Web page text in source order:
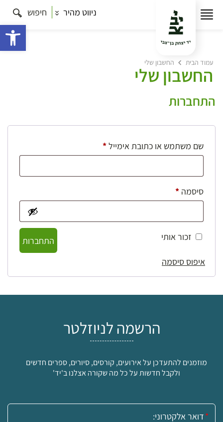
ניווט מהיר חיפוש
עמוד הבית החשבון שלי
החשבון שלי
התחברות
שם משתמש או כתובת אימייל*חובה
סיסמה *חובה
זכור אותי
התחברות
איפוס סיסמה
הרשמה לניוזלטר
מוזמנים להתעדכן על אירועים, קורסים, סיורים, ספרים חדשים
ולקבל חדשות על כל מה שקורה אצלנו ב'יד'
אימייל: